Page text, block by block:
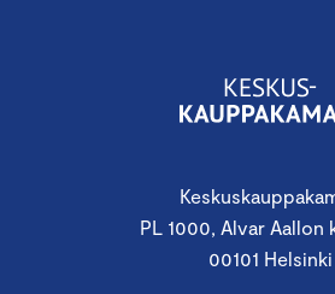
PL 1000, Alvar Aallon
00101 Helsinki